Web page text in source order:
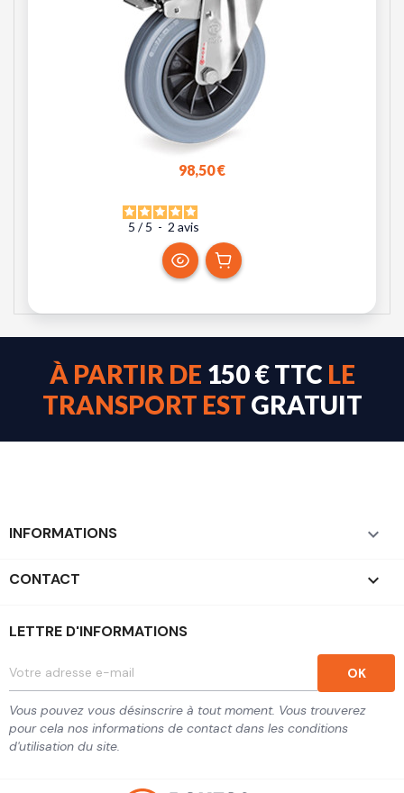
98,50 €
5 / 5 - 2 avis
À PARTIR DE 150 € TTC LE
TRANSPORT EST GRATUIT
INFORMATIONS 
CONTACT keyboard_arrow_down
LETTRE D'INFORMATIONS
Vous pouvez vous désinscrire à tout moment. Vous trouverez
pour cela nos informations de contact dans les conditions
d'utilisation du site.